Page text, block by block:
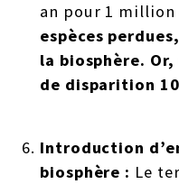
an pour 1 million
espèces
la biosphère.
de disparition
Introduction
biosphère : Le